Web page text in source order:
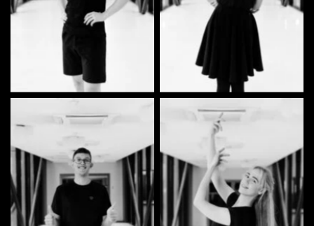
Laur-Eric Rattus | Tantsija
Lenne Grettel Leitmaa |
Tantsija